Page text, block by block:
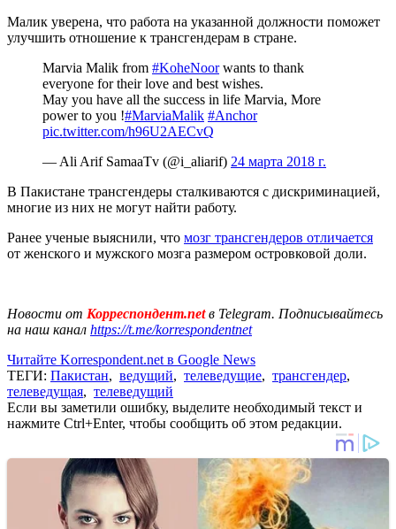
Малик уверена, что работа на указанной должности поможет
улучшить отношение к трансгендерам в стране.
Marvia Malik from #KoheNoorwants to thank
everyone for their love and best wishes.
May you have all the success in life Marvia, More
power to you !#MarviaMalik #Anchor
pic.twitter.com/h96U2AECvQ
— Ali Arif SamaaTv (@i_aliarif) 24 марта 2018 г.
В Пакистане трансгендеры сталкиваются с дискриминацией,
многие из них не могут найти работу.
Ранее ученые выяснили, что мозг трансгендеров отличается
от женского и мужского мозга размером островковой доли.
Новости от Корреспондент.netв Telegram. Подписывайтесь
на наш канал https://t.me/korrespondentnet
Читайте Korrespondent.net в Google News
ТЕГИ: Пакистан, ведущий, телеведущие, трансгендер,
телеведущая, телеведущий
Если вы заметили ошибку, выделите необходимый текст и
нажмите Ctrl+Enter, чтобы сообщить об этом редакции.